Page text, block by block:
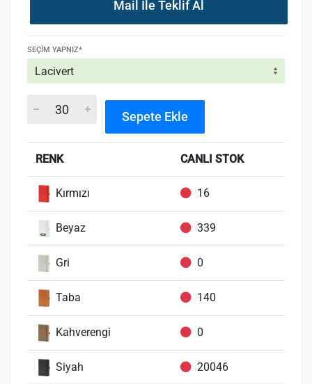
Mail İle Teklif Al
SEÇIM YAPNIZ*
Sepete Ekle
RENK CANLI STOK
Kırmızı 16
Beyaz 339
Gri 0
Taba 140
Kahverengi 0
Siyah 20046